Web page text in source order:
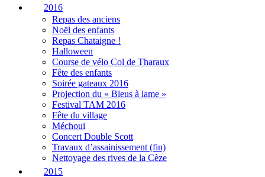
2016
Repas des anciens
Noël des enfants
Repas Chataigne !
Halloween
Course de vélo Col de Tharaux
Fête des enfants
Soirée gateaux 2016
Projection du « Bleus à lame »
Festival TAM 2016
Fête du village
Méchoui
Concert Double Scott
Travaux d’assainissement (fin)
Nettoyage des rives de la Cèze
2015